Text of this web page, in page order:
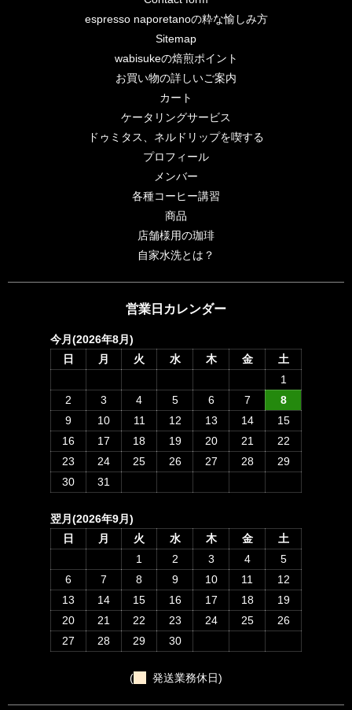
espresso naporetanoの粋な愉しみ方
Sitemap
wabisukeの焙煎ポイント
お買い物の詳しいご案内
カート
ケータリングサービス
ドゥミタス、ネルドリップを喫する
プロフィール
メンバー
各種コーヒー講習
商品
店舗様用の珈琲
自家水洗とは？
営業日カレンダー
今月(2026年8月)
日
月 火 水 木 金
土
1
2
3 4 5 6 7
8
9
10 11 12 13 14
15
16
17 18 19 20 21
22
23
24 25 26 27 28
29
30
31
翌月(2026年9月)
日
月 火 水 木 金
土
1
2 3 4
5
6
7 8 9 10 11
12
13
14 15 16 17 18
19
20
21 22 23 24 25
26
27
28 29 30
( 発送業務休日)